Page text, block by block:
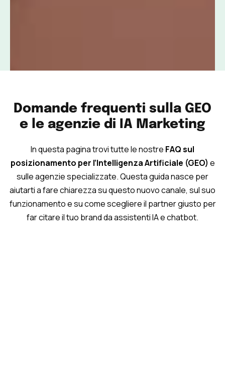
Domande frequenti sulla GEO
e le agenzie di IA Marketing
In questa pagina trovi tutte le nostre FAQ sul
posizionamento per l’Intelligenza Artificiale (GEO) e
sulle agenzie specializzate. Questa guida nasce per
aiutarti a fare chiarezza su questo nuovo canale, sul suo
funzionamento e su come scegliere il partner giusto per
far citare il tuo brand da assistenti IA e chatbot.